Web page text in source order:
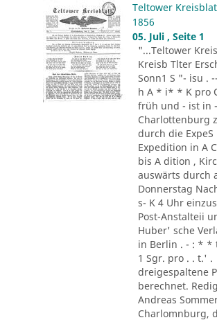
Teltower
1856
05. Juli , Seite 1
"...Teltower
Kreisb Tlter
Sonn1 S "- isu .
h A * i* * K pro
früh und - ist in
Charlottenburg
durch die
Expedition in A
bis A dition ,
auswärts durch
Donnerstag
s- K 4 Uhr
Post-Anstalteii
Huber' sche
in Berlin . - : * *
1 Sgr. pro . . t.' .
dreigespaltene
berechnet.
Andreas
Charlomnburg,